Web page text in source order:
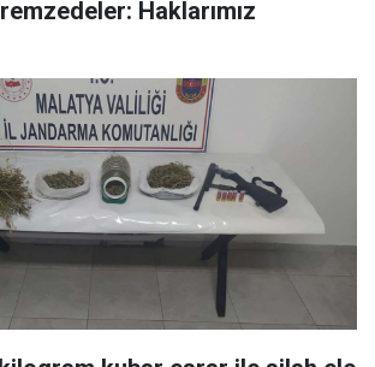
Haklarımız